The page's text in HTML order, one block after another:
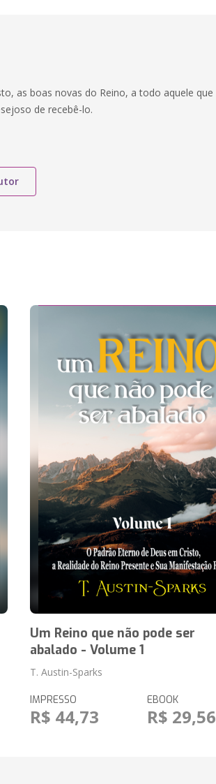
as boas novas do Reino, a todo aquele que
de recebê-lo.
Um Reino que não pode ser
abalado - Volume 1
T. Austin-Sparks
IMPRESSO
R$ 44,73
EBOOK
R$ 29,56